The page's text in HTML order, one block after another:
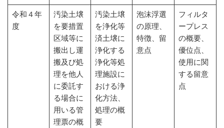
令和４年
度
汚染土壌
を要措置
区域等に
搬出し運
搬及び処
理を他人
に委託す
る場合に
用いる管
理票の概
汚染土壌
を浄化等
済土壌に
浄化する
浄化等処
理施設に
おける浄
化方法、
処理の概
要
泡沫浮選
の原理、
特徴、留
意点
フィルタ
ープレス
の概要、
優位点、
使用に関
する留意
点